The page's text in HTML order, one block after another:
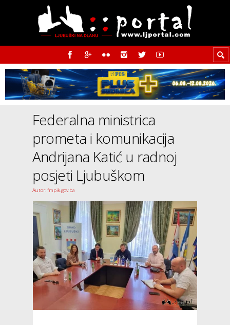
Federalna ministrica
prometa i komunikacija
Andrijana Katić u radnoj
posjeti Ljubuškom
Autor: fmpik.gov.ba